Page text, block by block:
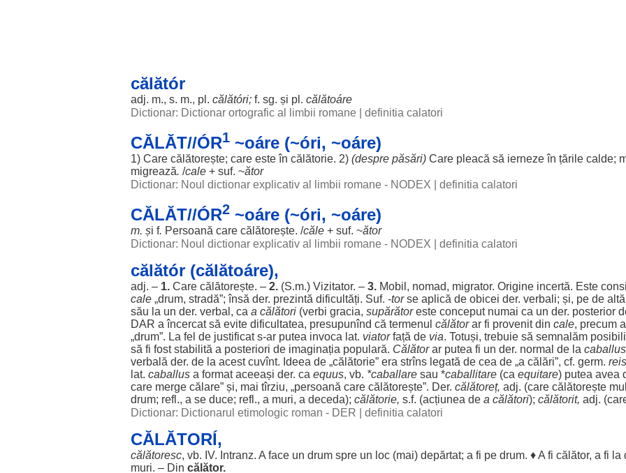
călătór
adj. m., s. m., pl. călătóri; f. sg. și pl. călătoáre
Dictionar: Dictionar ortografic al limbii romane
definitia calatori
CĂLĂT//ÓR1 ~oáre (~óri, ~oáre)
1) Care călătorește; care este în călătorie. 2) (despre păsări) Care pleacă să iernezeîn țările calde;
migrează. /cale + suf. ~ător
Dictionar: Noul dictionar explicativ al limbii romane - NODEX
definitia calatori
CĂLĂT//ÓR2 ~oáre (~óri, ~oáre)
m. și f. Persoană care călătorește. /căle + suf. ~ător
Dictionar: Noul dictionar explicativ al limbii romane - NODEX
definitia calatori
călătór (călătoáre),
adj. – 1. Care călătorește. – 2. (S.m.) Vizitator. – 3. Mobil , nomad, migrator. Origine incertă. Este
cale „drum, stradă”; însă der. prezintă dificultăți. Suf. -torse aplică de obicei der. verbali; și, pe de altă
său la un der. verbal , ca a călători (verbi gracia, supărătoreste conceput numai ca un der. posterior
DAR aîncercatsă evite dificultatea, presupunînd că termenul călător ar fi provenitdin cale, precum
„drum”. La fel de justificats-ar putea invoca lat. viator față de via. Totuși, trebuie să semnalăm
să fi fost stabilită a posteriori de imaginația populară. Călător ar putea fi un der. normal de la caballus
verbală der. de la acest cuvînt. Ideea de „călătorie” era strîns legată de cea de „a călări”, cf. germ.
lat. caballus a format aceeași der. ca equus, vb. *caballare sau *caballitare (ca equitare) putea avea
care merge călare” și, mai tîrziu, „persoană care călătorește”. Der. călătoreț, adj. (care călătorește
drum; refl., a se duce; refl., a muri, a deceda); călătorie, s.f. (acțiunea de a călători); călătorit, adj.
Dictionar: Dictionarul etimologic roman - DER
definitia calatori
CĂLĂTORÍ,
călătoresc, vb. IV. Intranz. A face un drum spre un loc (mai) depărtat; a fi pe drum. ♦ A fi călător, a fi la
muri. – Din călător.